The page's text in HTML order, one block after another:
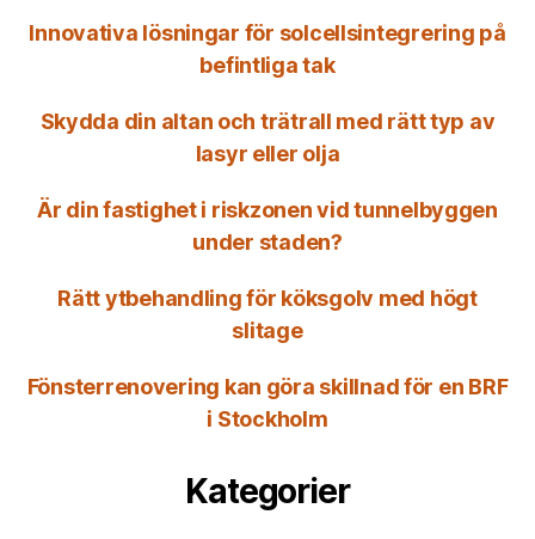
Innovativa lösningar för solcellsintegrering på
befintliga tak
Skydda din altan och trätrall med rätt typ av
lasyr eller olja
Är din fastighet i riskzonen vid tunnelbyggen
under staden?
Rätt ytbehandling för köksgolv med högt
slitage
Fönsterrenovering kan göra skillnad för en BRF
i Stockholm
Kategorier